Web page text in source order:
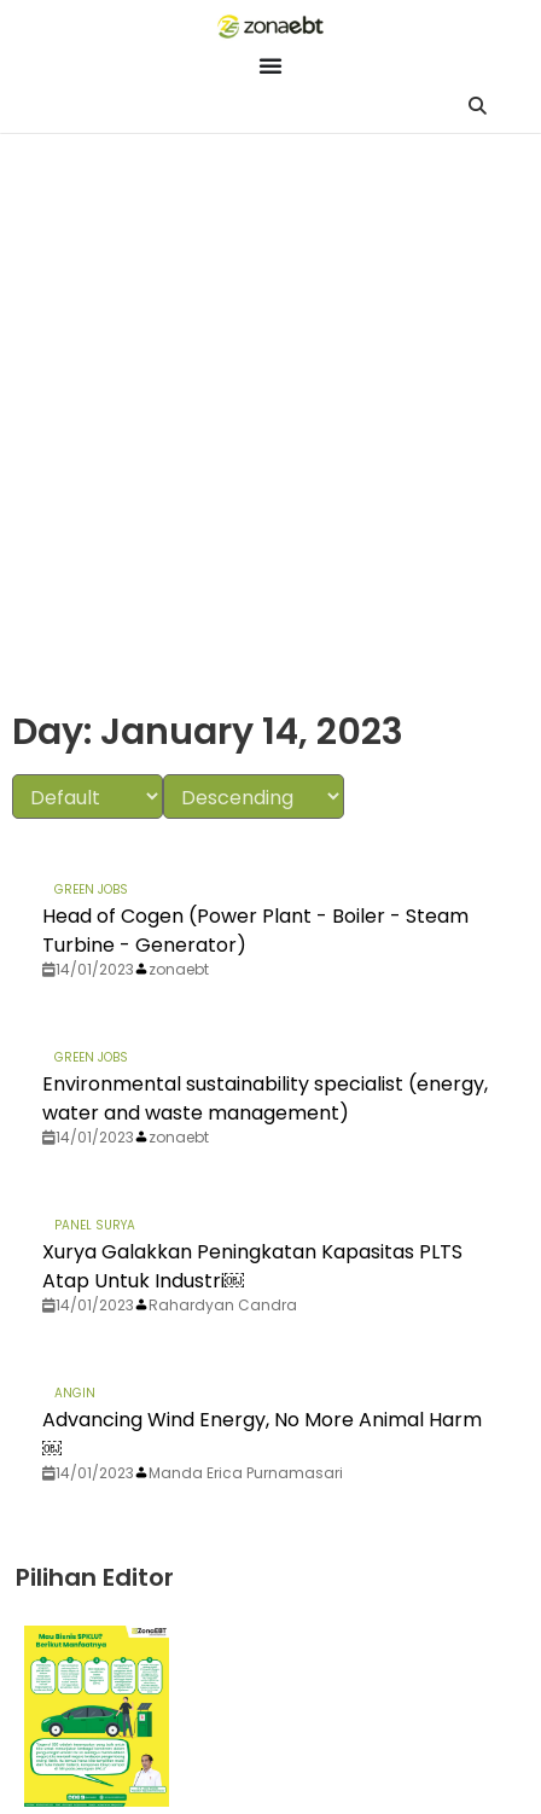
Day: January 14, 2023
GREEN JOBS
Head of Cogen (Power Plant - Boiler - Steam
Turbine - Generator)
14/01/2023 zonaebt
GREEN JOBS
Environmental sustainability specialist (energy,
water and waste management)
14/01/2023 zonaebt
PANEL SURYA
Xurya Galakkan Peningkatan Kapasitas PLTS
Atap Untuk Industri￼
14/01/2023 Rahardyan Candra
ANGIN
Advancing Wind Energy, No More Animal Harm
￼
14/01/2023 Manda Erica Purnamasari
Pilihan Editor